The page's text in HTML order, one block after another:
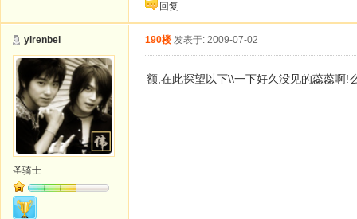
回复
yirenbei
圣骑士
190楼 发表于: 2009-07-02
额,在此探望以下\\一下好久没见的蕊蕊啊!